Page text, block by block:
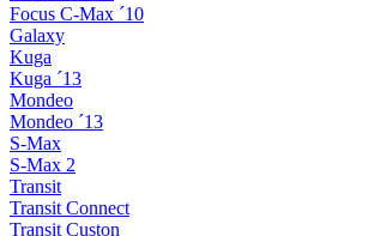
Focus C-Max ´10
Galaxy
Kuga
Kuga ´13
Mondeo
Mondeo ´13
S-Max
S-Max 2
Transit
Transit Connect
Transit Custon